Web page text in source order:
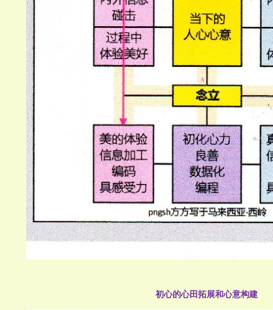
初心的心田拓展和心意构建